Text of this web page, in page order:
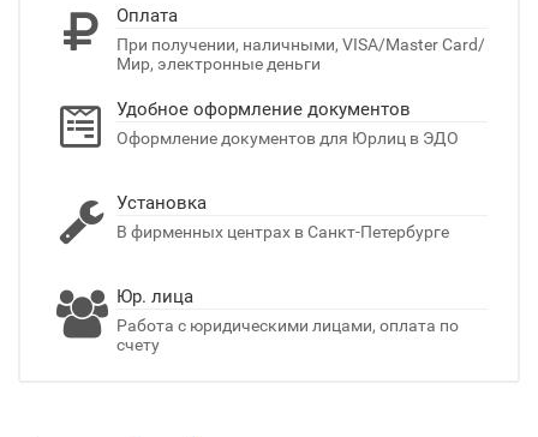
Оплата
При получении, наличными, VISA/Master Card/
Мир, электронные деньги
Удобное оформление документов
Оформление документов для Юрлиц в ЭДО
Установка
В фирменных центрах в Санкт-Петербурге
Юр. лица
Работа с юридическими лицами, оплата по
счету